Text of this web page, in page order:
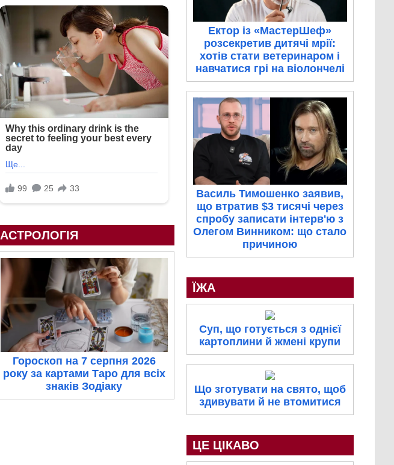
АСТРОЛОГІЯ
Гороскоп на 7 серпня 2026
року за картами Таро для всіх
знаків Зодіаку
Ектор із «МастерШеф»
розсекретив дитячі мрії:
хотів стати ветеринаром і
навчатися грі на віолончелі
Василь Тимошенко заявив,
що втратив $3 тисячі через
спробу записати інтерв'ю з
Олегом Винником: що стало
причиною
ЇЖА
Суп, що готується з однієї
картоплини й жмені крупи
Що зготувати на свято, щоб
здивувати й не втомитися
ЦЕ ЦІКАВО